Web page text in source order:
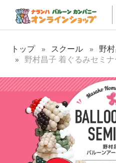
トップ スクール
野
野村昌子 着ぐるみセミ